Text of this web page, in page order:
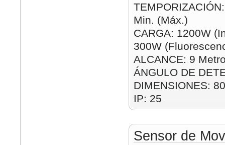
Min. (Máx.)
CARGA: 1200W
300W
ALCANCE: 9
ÁNGULO DE
DIMENSIONES:
IP: 25
Sensor de